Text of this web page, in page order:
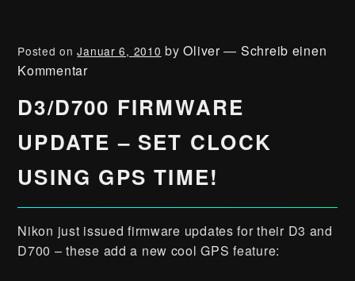
Posted onJanuar 6, 2010 byOliver — Schreib einen
Kommentar
D3/D700 FIRMWARE
UPDATE – SET CLOCK
USING GPS TIME!
Nikon just issued firmware updates for their D3 and
D700 – these add a new cool GPS feature: